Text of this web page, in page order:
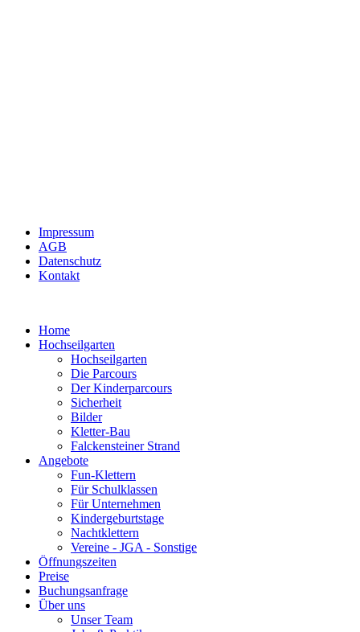
Impressum
AGB
Datenschutz
Kontakt
Home
Hochseilgarten
Hochseilgarten
Die Parcours
Der Kinderparcours
Sicherheit
Bilder
Kletter-Bau
Falckensteiner Strand
Angebote
Fun-Klettern
Für Schulklassen
Für Unternehmen
Kindergeburtstage
Nachtklettern
Vereine - JGA - Sonstige
Öffnungszeiten
Preise
Buchungsanfrage
Über uns
Unser Team